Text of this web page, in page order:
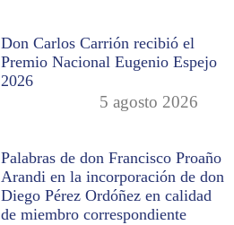
Don Carlos Carrión recibió el
Premio Nacional Eugenio Espejo
2026
5 agosto 2026
Palabras de don Francisco Proaño
Arandi en la incorporación de don
Diego Pérez Ordóñez en calidad
de miembro correspondiente